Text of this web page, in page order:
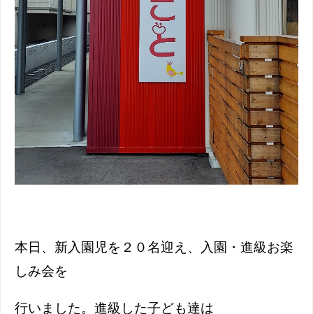
本日、新入園児を２０名迎え、入園・進級お楽
しみ会を
行いました。進級した子ども達は